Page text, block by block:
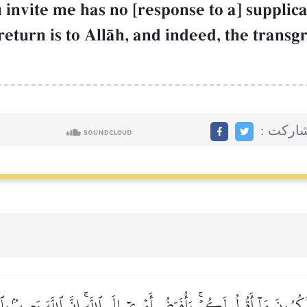
me has no [response to a]
is to AllŒh, and indeed, the
: